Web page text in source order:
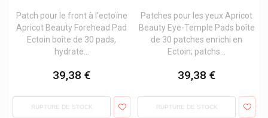
Barburys Rasage Hommes
Bauerfeind
Bausch & Lomb
Patch pour le front à l’ectoïne
Apricot Beauty Forehead Pad
Ectoin boîte de 30 pads,
hydrate...
39,38 €
RUPTURE DE STOCK
Patches pour les yeux Apricot
Beauty Eye-Temple Pads boîte
de 30 patches enrichi en
Ectoin; patchs...
39,38 €
RUPTURE DE STOCK